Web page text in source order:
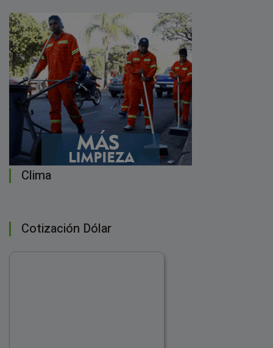
Clima
Cotización Dólar